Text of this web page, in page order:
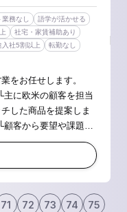
務なし
語学が活かせる
社宅・家賃補助あり
入社5割以上
転勤なし
をお任せします。
に欧米の顧客を担当
した商品を提案しま
客から要望や課題を
提案します。 ※案件や
71 72 73 74 75